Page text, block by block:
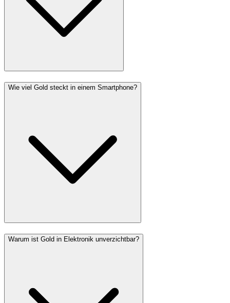
Wie viel Gold steckt in einem Smartphone?
Warum ist Gold in Elektronik unverzichtbar?